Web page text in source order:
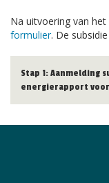
Na uitvoering van
formulier. De
Stap 1: Aanmelding
energierapport